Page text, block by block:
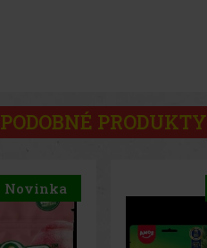
PODOBNÉ PRODUKTY
Novinka